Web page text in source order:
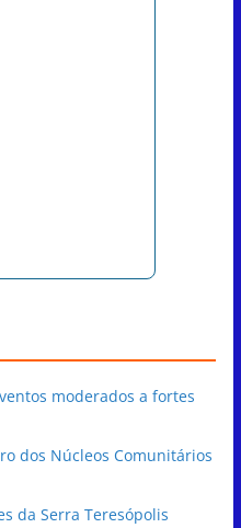
moderados a fortes
dos Núcleos Comunitários
da Serra Teresópolis